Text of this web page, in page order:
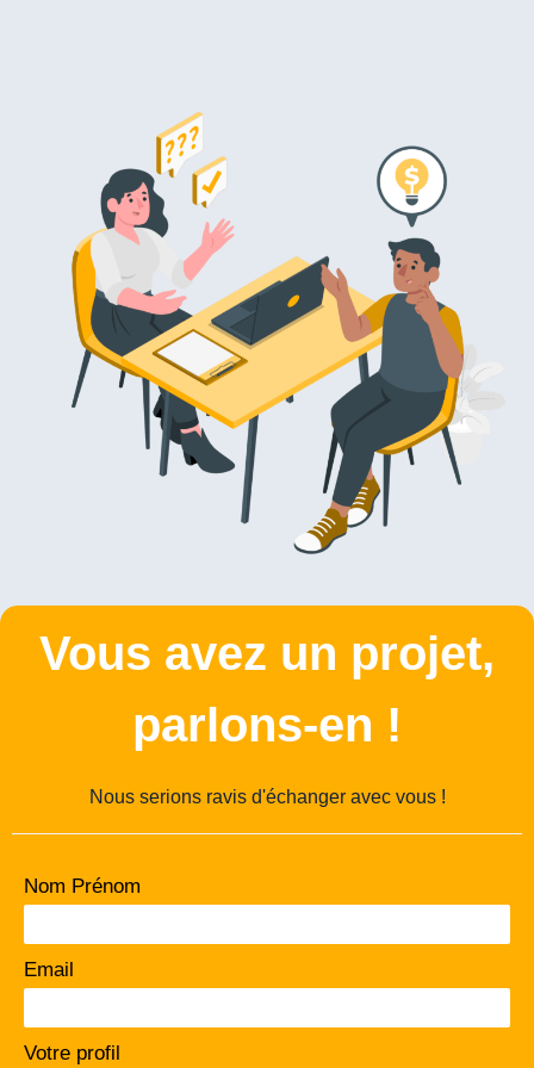
Vous avez un projet,
parlons-en !
Nous serions ravis d'échanger avec vous !
Nom Prénom
Email
Votre profil